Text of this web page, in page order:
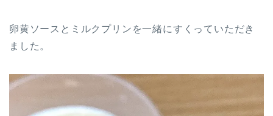
卵黄ソースとミルクプリンを一緒にすくっていただき
ました。